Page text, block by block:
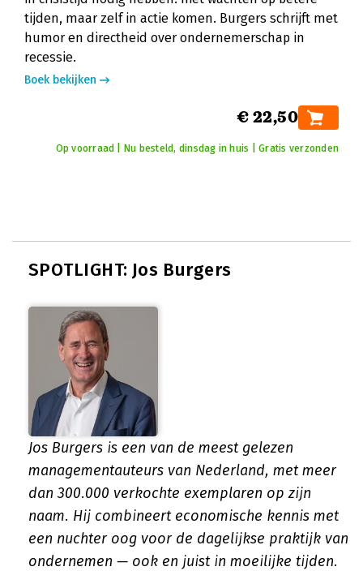
tijden, maar zelf in actie komen. Burgers schrijft met
humor en directheid over ondernemerschap in
recessie.
Boek bekijken
€ 22,50
Op voorraad | Nu besteld, dinsdag in huis | Gratis verzonden
SPOTLIGHT: Jos Burgers
Jos Burgers is een van de meest gelezen
managementauteurs van Nederland, met meer
dan 300.000 verkochte exemplaren op zijn
naam. Hij combineert economische kennis met
een nuchter oog voor de dagelijkse praktijk van
ondernemen — ook en juist in moeilijke tijden.